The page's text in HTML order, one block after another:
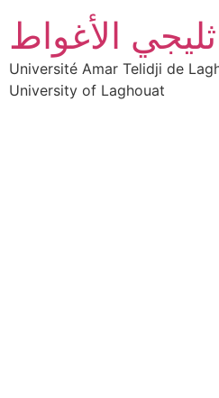
الأغواط
Université Amar Telidji de
University of Laghouat